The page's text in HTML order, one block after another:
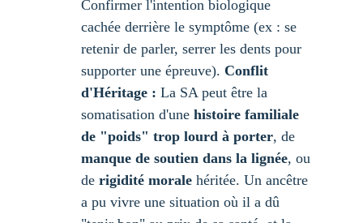
Confirmer l'intention biologique
cachée derrière le symptôme (ex : se
retenir de parler, serrer les dents pour
supporter une épreuve). Conflit
d'Héritage : La SA peut être la
somatisation d'une histoire familiale
de "poids" trop lourd à porter, de
manque de soutien dans la lignée, ou
de rigidité morale héritée. Un ancêtre
a pu vivre une situation où il a dû